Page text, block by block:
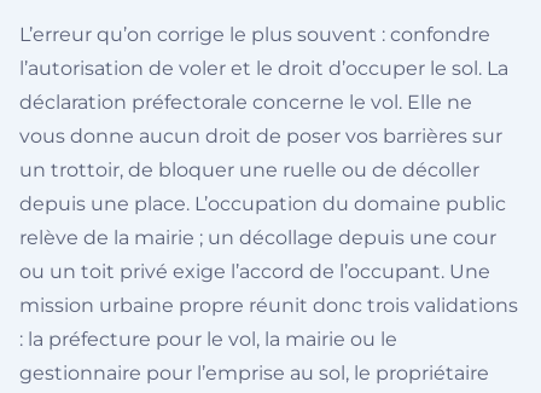
L’erreur qu’on corrige le plus souvent : confondre
l’autorisation de voler et le droit d’occuper le sol. La
déclaration préfectorale concerne le vol. Elle ne
vous donne aucun droit de poser vos barrières sur
un trottoir, de bloquer une ruelle ou de décoller
depuis une place. L’occupation du domaine public
relève de la mairie ; un décollage depuis une cour
ou un toit privé exige l’accord de l’occupant. Une
mission urbaine propre réunit donc trois validations
: la préfecture pour le vol, la mairie ou le
gestionnaire pour l’emprise au sol, le propriétaire